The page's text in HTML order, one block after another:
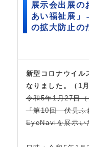
展示会出展
あい福祉展
の拡大防止の
新型コロナウイル
なりました。（1
令和5年1月27日
「第10回 伏見ふ
EyeNaviを展示い